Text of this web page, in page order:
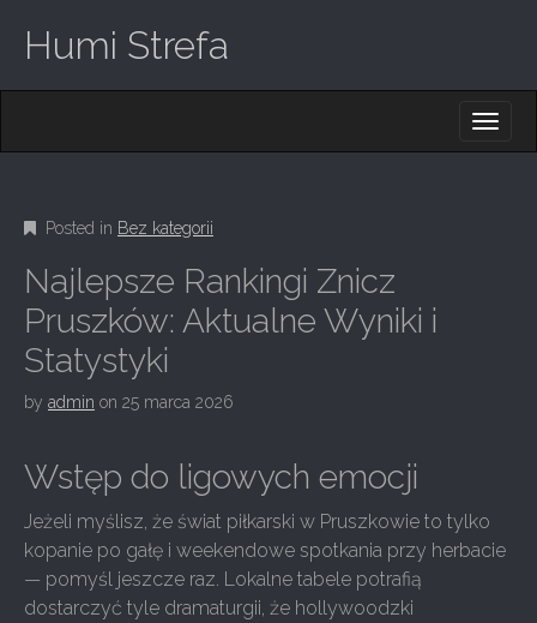
Humi Strefa
M
E
N
U
C
N
T
E
N
T
Posted in Bez kategorii
Najlepsze Rankingi Znicz
Pruszków: Aktualne Wyniki i
Statystyki
by admin on 25 marca 2026
Wstęp do ligowych emocji
Jeżeli myślisz, że świat piłkarski w Pruszkowie to tylko
kopanie po gałę i weekendowe spotkania przy herbacie
— pomyśl jeszcze raz. Lokalne tabele potrafią
dostarczyć tyle dramaturgii, że hollywoodzki